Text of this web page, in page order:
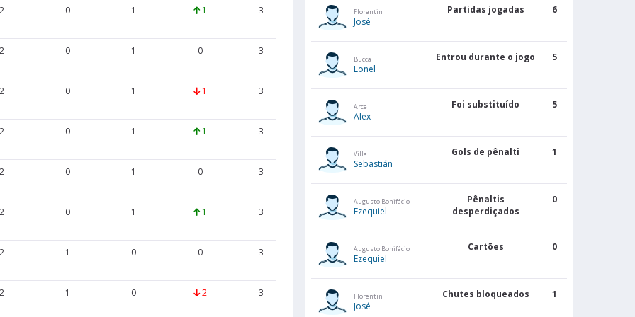
2 0 1 1 3 1
2 0 1 0 3
2 0 1 1 3 6 2 4
2 0 1 1 3
2 0 1 0 3
2 0 1 1 3 2
2 1 0 0 3 4
2 1 0 2 3 2
Florentin
José
Partidas jogadas 6
Bucca
Lonel
Entrou durante o jogo 5
Arce
Alex
Foi substituído 5
Villa
Sebastián
Gols de pênalti 1
Augusto Bonifácio
Ezequiel
Pênaltis
desperdiçados
0
Augusto Bonifácio
Ezequiel
Cartões 0
Florentin
José
Chutes bloqueados 1